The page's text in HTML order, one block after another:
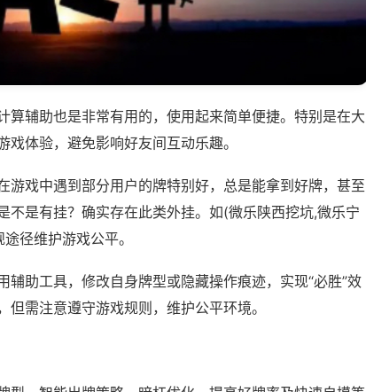
算辅助也是非常有用的，使用起来简单便捷。特别是在大
体验，避免影响好友间互动乐趣。
游戏中遇到部分用户的牌特别好，总是能拿到好牌，甚至
不是有挂？确实存在此类外挂。如(微乐陕西挖坑,微乐宁
径维护游戏公平。
辅助工具，修改自身牌型或隐藏操作痕迹，实现“必胜”效
需注意遵守游戏规则，维护公平环境。